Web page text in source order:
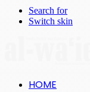
Search for
Switch skin
HOME